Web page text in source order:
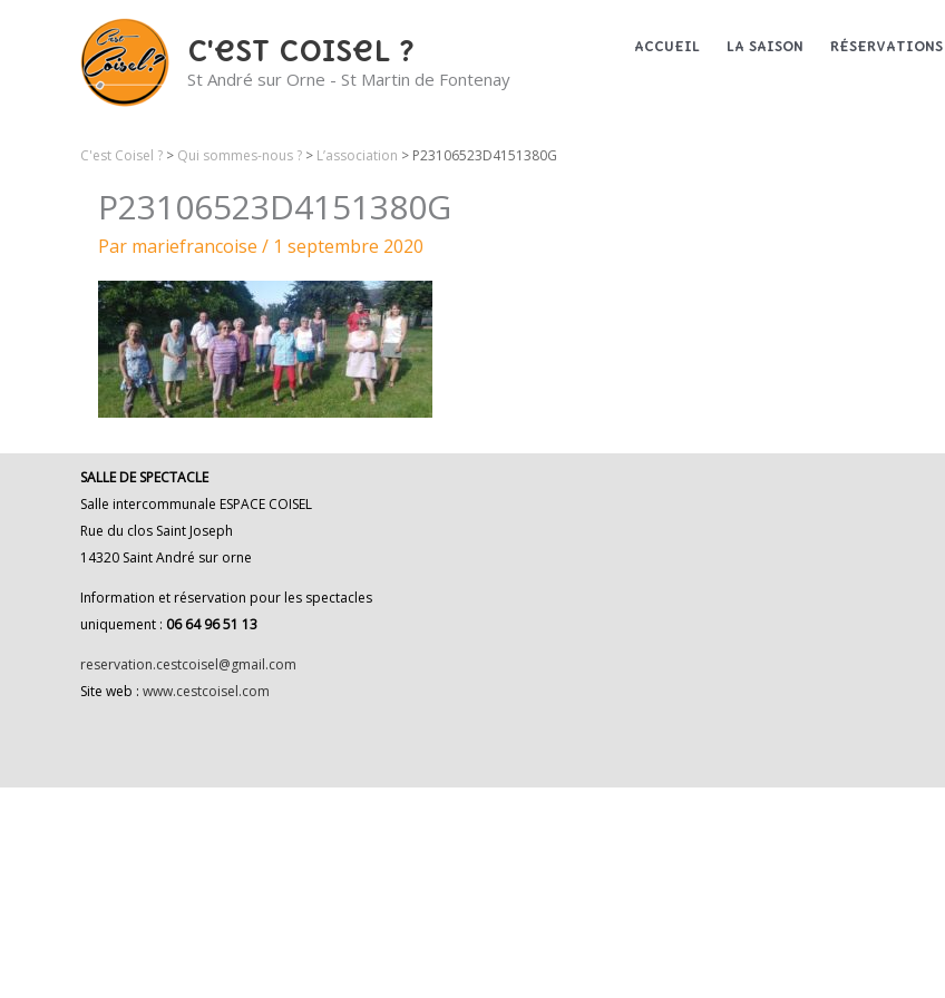
C'est Coisel ?
St André sur Orne - St Martin de Fontenay
ACCUEIL LA SAISON RÉSERVATIONS
C'est Coisel ? > Qui sommes-nous ? > L’association > P23106523D4151380G
P23106523D4151380G
Par mariefrancoise / 1 septembre 2020
SALLE DE SPECTACLE
Salle intercommunale ESPACE COISEL
Rue du clos Saint Joseph
14320 Saint André sur orne
Information et réservation pour les spectacles
uniquement : 06 64 96 51 13
reservation.cestcoisel@gmail.com
Site web : www.cestcoisel.com